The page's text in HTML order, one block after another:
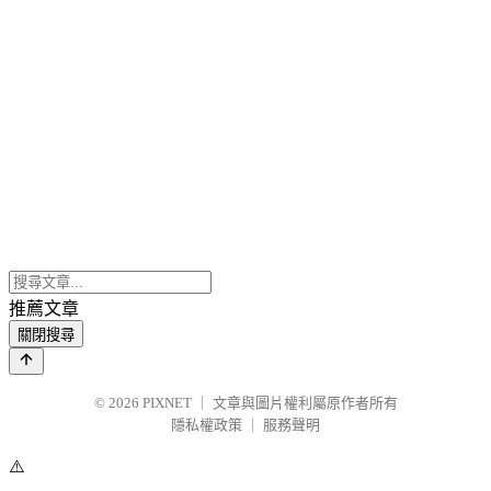
推薦文章
關閉搜尋
© 2026 PIXNET
文章與圖片權利屬原作者所有
隱私權政策
服務聲明
⚠️